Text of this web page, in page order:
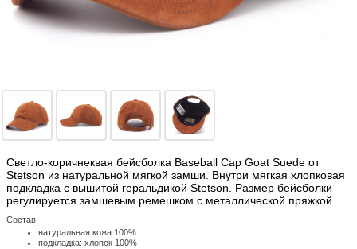
Светло-коричнеквая бейсболка Baseball Cap Goat Suede от
Stetson из натуральной мягкой замши. Внутри мягкая хлопковая
подкладка с вышитой геральдикой Stetson. Размер бейсболки
регулируется замшевым ремешком с металлической пряжкой.
Состав:
натуральная кожа 100%
подкладка: хлопок 100%